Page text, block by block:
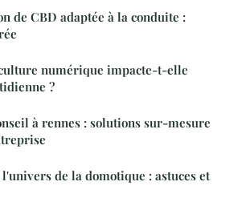
de CBD adaptée à la conduite :
numérique impacte-t-elle
?
à rennes : solutions sur-mesure
l'univers de la domotique : astuces et